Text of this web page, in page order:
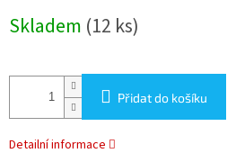
cena:
Skladem (12 ks)
Přidat do košíku
Detailní informace